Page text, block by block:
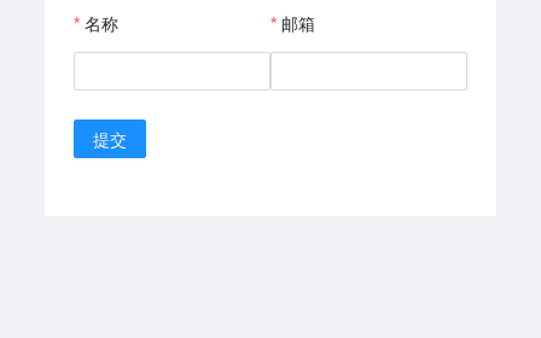
名称 邮箱
提交